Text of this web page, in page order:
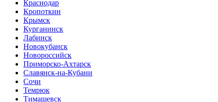
Краснодар
Кропоткин
Крымск
Курганинск
Лабинск
Новокубанск
Новороссийск
Приморско-Ахтарск
Славянск-на-Кубани
Сочи
Темрюк
Тимашевск